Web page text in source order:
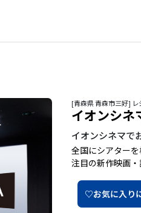
[青森県 青森市三好] レ
イオンシネ
イオンシネマで
全国にシアターを
注目の新作映画・
♡お気に入り